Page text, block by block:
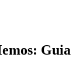
Guia